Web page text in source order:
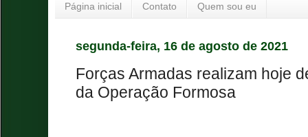
Página inicial Contato Quem sou eu
segunda-feira, 16 de agosto de 2021
Forças Armadas realizam hoje
da Operação Formosa